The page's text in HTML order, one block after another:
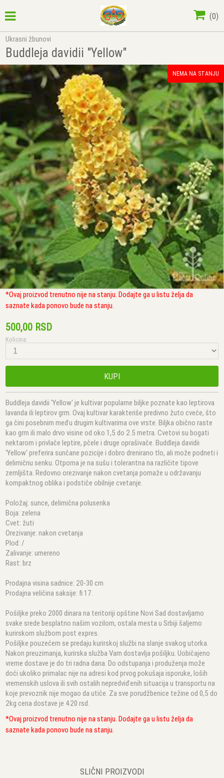
(0)
Ukrasni žbunovi
Buddleja davidii "Yellow"
NEMA NA STANJU
*Ovaj proizvod trenutno nije na stanju. Dodajte ga u listu želja da
saznate kada ponovo bude na stanju.
500,00 RSD
Kolicina:
KUPI
Buddleja davidii 'Yellow' je kultivar popularne biljke poznate kao leptirova
lavanda ili leptirov grm. Ovaj kultivar karakteriše predivno žuto cveće, što
ga čini posebnim među drugim kultivarima ove vrste. Biljka obično raste
kao grm ili malo drvo visine od oko 1,5 do 2.5 metra. Cvetovi su bogati
nektarom i privlače leptire, pčele i druge oprašivače. Buddleja davidii
'Yellow' preferira sunčane pozicije i dobro drenirano tlo, ali može podneti i
delimičnu senku. Otporna je na sušu i tolerantna na različite tipove
zemljišta. Redovno orezivanje nakon cvetanja pomaže u održavanju
kompaktnog oblika i podstiče obilnije cvetanje.
Položaj: sunce, delimična polusenka
Boja: zelena
Cvet: žuti
Orezivanje: nakon cvetanja
Plod: /
Zalivanje: umereno
Rast: brz
Prodajna visina sadnice: 20-30 cm
Prodajna veličina saksije: fi 17.
Pošiljke preko 2000 dinara na teritoriji opštine Novi Sad dostavljamo
svake srede besplatno našim vozilom, ostala mesta u Srbiji šaljemo
kurirskom službom post expres.
Pošiljke pouzećem se predaju kurirskoj službi na slanje svakog utorka.
Nakon preuzimanja, kurirska služba Vam dostavlja pošiljku. Uobičajeno
vreme dostave je do tri radna dana. Do odstupanja i produženja može
doći ukoliko primalac nije na adresi kod prvog pokušaja isporuke, loših
vremenskih uslova ili svih ostalih nepredviđenih situacija u transportu na
koje prevoznik nije mogao da utiče. Za sve porudžbenice težine od 0,5 do
2kg cena dostave je 420 rsd.
*Ovaj proizvod trenutno nije na stanju. Dodajte ga u listu želja da
saznate kada ponovo bude na stanju.
SLIČNI PROIZVODI